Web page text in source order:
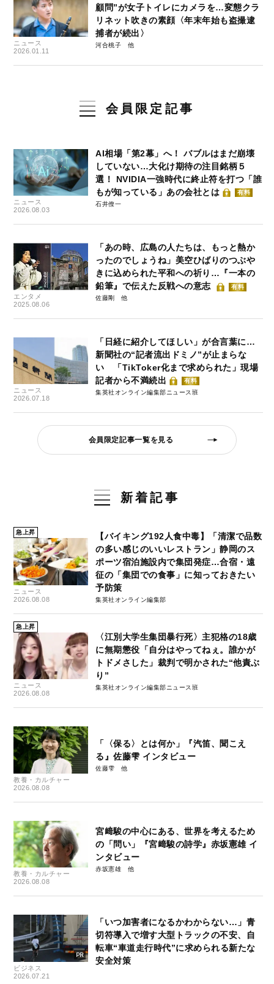
ニュース
2026.01.11
顧問”が女子トイレにカメラを…変態クラ
リネット吹きの素顔〈年末年始も盗撮逮
捕者が続出〉
河合桃子
会員限定記事
ニュース
2026.08.03
AI相場「第2幕」へ！ バブルはまだ崩壊
していない…大化け期待の注目銘柄５
選！ NVIDIA一強時代に終止符を打つ「誰
もが知っている」あの会社とは
有料
石井僚一
エンタメ
2025.08.06
「あの時、広島の人たちは、もっと熱か
ったのでしょうね」美空ひばりのつぶや
きに込められた平和への祈り…『一本の
鉛筆』で伝えた反戦への意志
有料
佐藤剛
ニュース
2026.07.18
「日経に紹介してほしい」が合言葉に…
新聞社の“記者流出ドミノ”が止まらな
い 「TikToker化まで求められた」現場
記者から不満続出
有料
集英社オンライン編集部ニュース班
会員限定記事一覧を見る
新着記事
急上昇
ニュース
2026.08.08
【バイキング192人食中毒】「清潔で品数
の多い感じのいいレストラン」静岡のス
ポーツ宿泊施設内で集団発症…合宿・遠
征の「集団での食事」に知っておきたい
予防策
集英社オンライン編集部
急上昇
ニュース
2026.08.08
〈江別大学生集団暴行死〉主犯格の18歳
に無期懲役「自分はやってねぇ。誰かが
トドメさした」裁判で明かされた“他責ぶ
り”
集英社オンライン編集部ニュース班
教養・カルチャー
2026.08.08
「〈保る〉とは何か」『汽笛、聞こえ
る』佐藤雫 インタビュー
佐藤雫
教養・カルチャー
2026.08.08
宮﨑駿の中心にある、世界を考えるため
の「問い」『宮﨑駿の詩学』赤坂憲雄 イ
ンタビュー
赤坂憲雄
ビジネス
2026.07.21
「いつ加害者になるかわからない…」青
切符導入で増す大型トラックの不安、自
転車“車道走行時代”に求められる新たな
安全対策